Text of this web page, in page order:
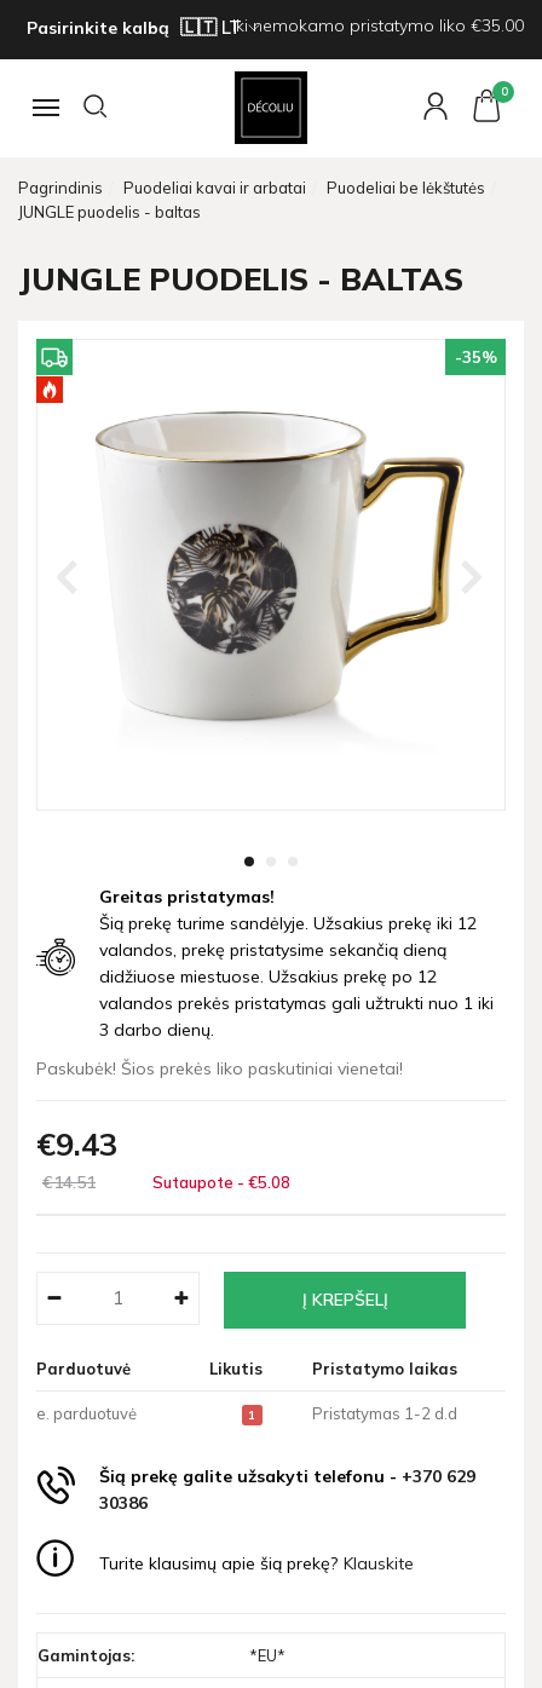
Pasirinkite kalbą Iki nemokamo pristatymo liko €35.00
Navigacija
0
Pagrindinis Puodeliai kavai ir arbatai
Puodeliai be lėkštutės
JUNGLE puodelis - baltas
JUNGLE PUODELIS - BALTAS
-35%
Greitas pristatymas!
Šią prekę turime sandėlyje. Užsakius prekę iki 12
valandos, prekę pristatysime sekančią dieną
didžiuose miestuose. Užsakius prekę po 12
valandos prekės pristatymas gali užtrukti nuo 1 iki
3 darbo dienų.
Paskubėk! Šios prekės liko paskutiniai vienetai!
€9 43
€1451 Sutaupote - €5 08
Parduotuvė Likutis Pristatymo laikas
e. parduotuvė 1 Pristatymas 1-2 d.d
Šią prekę galite užsakyti telefonu - +370 629
30386
Turite klausimų apie šią prekę? Klauskite
Gamintojas: *EU*